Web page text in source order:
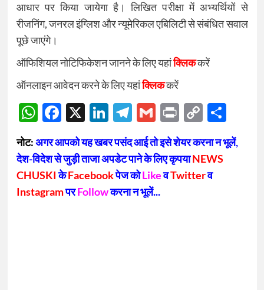
आधार पर किया जायेगा है। लिखित परीक्षा में अभ्यर्थियों से
रीजनिंग,जनरल इंग्लिश और न्यूमेरिकल एबिलिटी से संबंधित सवाल
पूछे जाएंगे।
ऑफिशियल नोटिफिकेशन जानने के लिए यहांक्लिककरें
ऑनलाइन आवेदन करने के लिए यहांक्लिककरें
WhatsApp
Facebook
X LinkedIn
Telegram
Gmail
Print
Copy
Link
नोट:अगर आपको यह खबर पसंद आई तो इसे शेयर करना न भूलें,
देश-विदेश से जुड़ी ताजा अपडेट पाने के लिए कृपयाNEWS
CHUSKIकेFacebookपेज कोLikeवTwitterव
InstagramपरFollowकरना न भूलें...